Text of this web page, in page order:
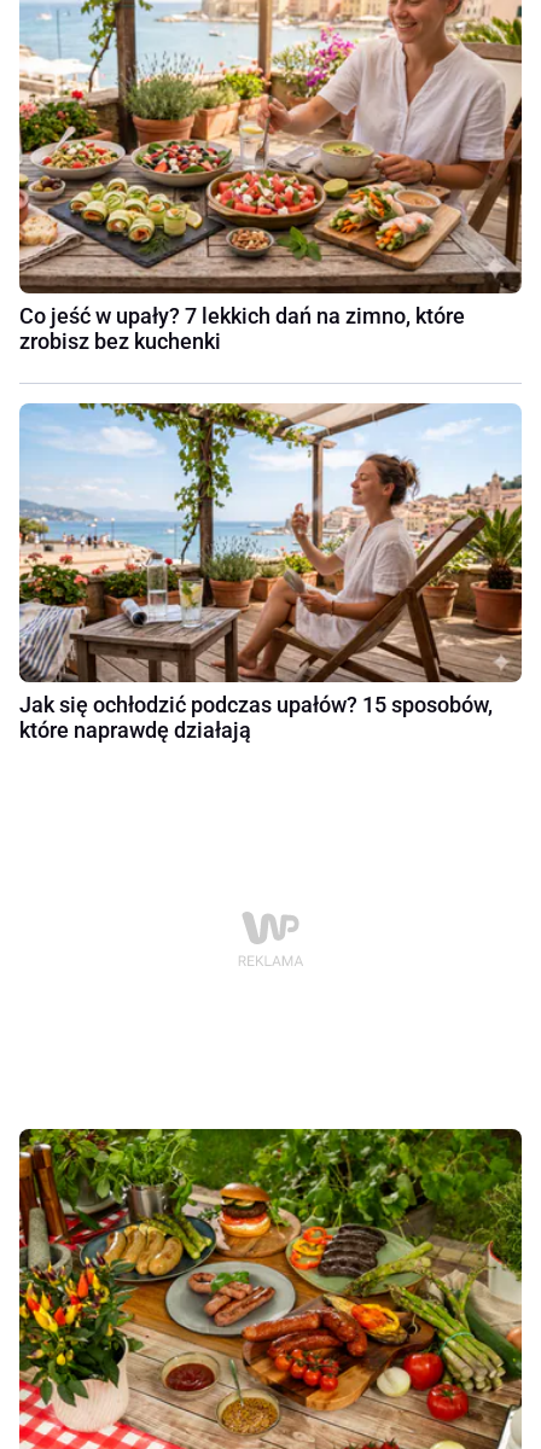
Co jeść w upały? 7 lekkich dań na zimno, które
zrobisz bez kuchenki
Jak się ochłodzić podczas upałów? 15 sposobów,
które naprawdę działają